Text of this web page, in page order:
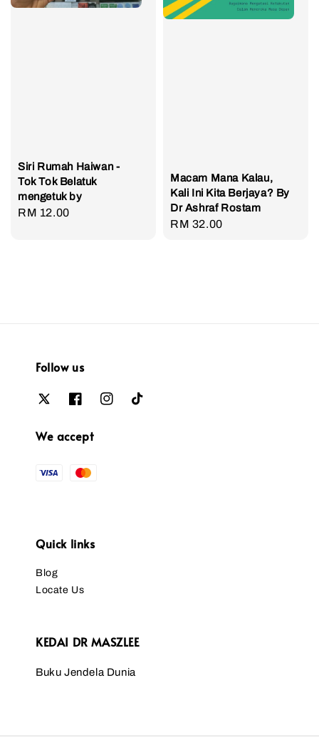
Siri Rumah Haiwan -
Tok Tok Belatuk
mengetuk by
Regular
RM 12.00
Macam Mana Kalau,
Kali Ini Kita Berjaya? By
Dr Ashraf Rostam
Regular
RM 32.00
Follow us
We accept
Quick links
Blog
Locate Us
KEDAI DR MASZLEE
Buku Jendela Dunia